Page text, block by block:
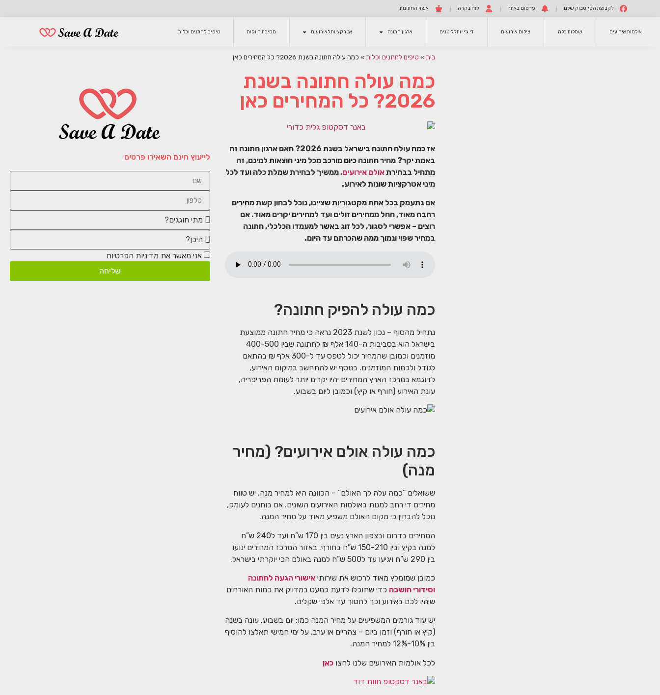
לקבוצת הפייסבוק שלנו פרסום באתר לוח בקרה אשף החתונות
אולמות אירועים שמלות כלה צילום אירועים די ג’יי ותקליטנים ארגון חתונה אטרקציות לאירועים מסיבת רווקות טיפים לחתנים וכלות
בית » טיפים לחתנים וכלות » כמה עולה חתונה בשנת 2026? כל המחירים כאן
כמה עולה חתונה בשנת
2026? כל המחירים כאן
אז כמה עולה חתונה בישראל בשנת 2026? האם ארגון חתונה זה
באמת יקר? מחיר חתונה כיום מורכב מכל מיני הוצאות למינם, זה
מתחיל בבחירתאולם אירועים, ממשיך לבחירת שמלת כלה ועד לכל
מיני אטרקציות שונות לאירוע.
אם נתעמק בכל אחת מקטגוריות שציינו, נוכל לבחון קשת מחירים
רחבה מאוד, החל ממחירים זולים ועד למחירים יקרים מאוד. אם
רוצים – אפשרי לסגור, לכל זוג באשר למעמדו הכלכלי, חתונה
במחיר שפוי ונמוך ממה שהכרתם עד היום.
כמה עולה להפיק חתונה?
נתחיל מהסוף – נכון לשנת 2023 נראה כי מחיר חתונה ממוצעת
בישראל הוא בסביבות ה-140 אלף ₪ לחתונה שבין 400-500
מוזמנים וכמובן שהמחיר יכול לטפס עד ל-300 אלף ₪ בהתאם
לגודל ולכמות המוזמנים. בנוסף יש להתחשב במיקום האירוע,
לדוגמא במרכז הארץ המחירים יהיו יקרים יותר לעומת הפריפריה,
עונת האירוע (חורף או קיץ) וכמובן ליום בשבוע.
כמה עולה אולם אירועים? (מחיר
מנה)
ששואלים “כמה עלה לך האולם” – הכוונה היא למחיר מנה. יש טווח
מחירים די רחב למנות באולמות האירועים השונים. אם בוחנים לעומק,
נוכל להבחין כי מקום האולם משפיע מאוד על מחיר המנה.
המחירים בדרום ובצפון הארץ נעים בין 170 ש”ח ועד ל240 ש”ח
למנה בקיץ ובין 150-210 ש”ח בחורף. באזור המרכז המחירים ינועו
בין 290 ש”ח ויגיעו עד ל500 ש”ח למנה באולם הכי יוקרתי בישראל.
כמובן שמומלץ מאוד לרכוש את שירותי אישורי הגעה לחתונה
וסידורי הושבה כדי שתוכלו לדעת כמעט במדויק את כמות האורחים
שיהיו לכם באירוע וכך לחסוך עד אלפי שקלים.
יש עוד גורמים המשפיעים על מחיר המנה כמו: יום בשבוע, עונה בשנה
(קיץ או חורף) וזמן ביום – צהריים או ערב. על ימי חמישי תאלצו להוסיף
בין 10%-12% למחיר המנה.
לכל אולמות האירועים שלנו לחצו כאן
לייעוץ חינם השאירו פרטים
אני מאשר את מדיניות הפרטיות
שליחה